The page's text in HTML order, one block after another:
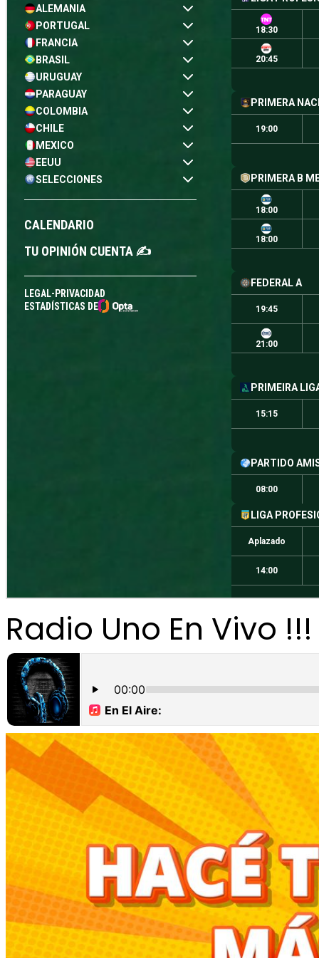
Radio Uno En Vivo !!!